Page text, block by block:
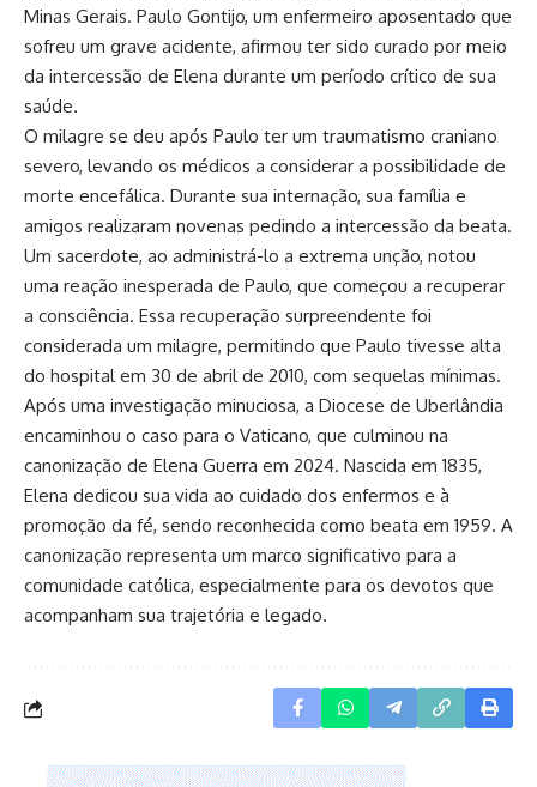
Minas Gerais. Paulo Gontijo, um enfermeiro aposentado que
sofreu um grave acidente, afirmou ter sido curado por meio
da intercessão de Elena durante um período crítico de sua
saúde.
O milagre se deu após Paulo ter um traumatismo craniano
severo, levando os médicos a considerar a possibilidade de
morte encefálica. Durante sua internação, sua família e
amigos realizaram novenas pedindo a intercessão da beata.
Um sacerdote, ao administrá-lo a extrema unção, notou
uma reação inesperada de Paulo, que começou a recuperar
a consciência. Essa recuperação surpreendente foi
considerada um milagre, permitindo que Paulo tivesse alta
do hospital em 30 de abril de 2010, com sequelas mínimas.
Após uma investigação minuciosa, a Diocese de Uberlândia
encaminhou o caso para o Vaticano, que culminou na
canonização de Elena Guerra em 2024. Nascida em 1835,
Elena dedicou sua vida ao cuidado dos enfermos e à
promoção da fé, sendo reconhecida como beata em 1959. A
canonização representa um marco significativo para a
comunidade católica, especialmente para os devotos que
acompanham sua trajetória e legado.